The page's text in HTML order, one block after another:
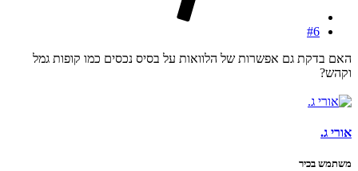
#6
האם בדקת גם אפשרות של הלוואות על בסיס נכסים כמו קופות גמל
וקהש?
אורי ג.
משתמש בכיר